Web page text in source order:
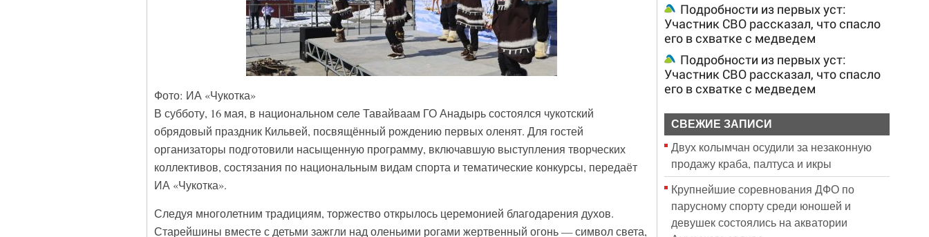
Фото: ИА «Чукотка»
В субботу, 16 мая, в национальном селе Тавайваам ГО Анадырь состоялся чукотский
обрядовый праздник Кильвей, посвящённый рождению первых оленят. Для гостей
организаторы подготовили насыщенную программу, включавшую выступления творческих
коллективов, состязания по национальным видам спорта и тематические конкурсы, передаёт
ИА «Чукотка».
Следуя многолетним традициям, торжество открылось церемонией благодарения духов.
Старейшины вместе с детьми зажгли над оленьими рогами жертвенный огонь — символ света,
Подробности из первых уст:
Участник СВО рассказал, что спасло
его в схватке с медведем
Подробности из первых уст:
Участник СВО рассказал, что спасло
его в схватке с медведем
СВЕЖИЕ ЗАПИСИ
Двух колымчан осудили за незаконную
продажу краба, палтуса и икры
Крупнейшие соревнования ДФО по
парусному спорту среди юношей и
девушек состоялись на акватории